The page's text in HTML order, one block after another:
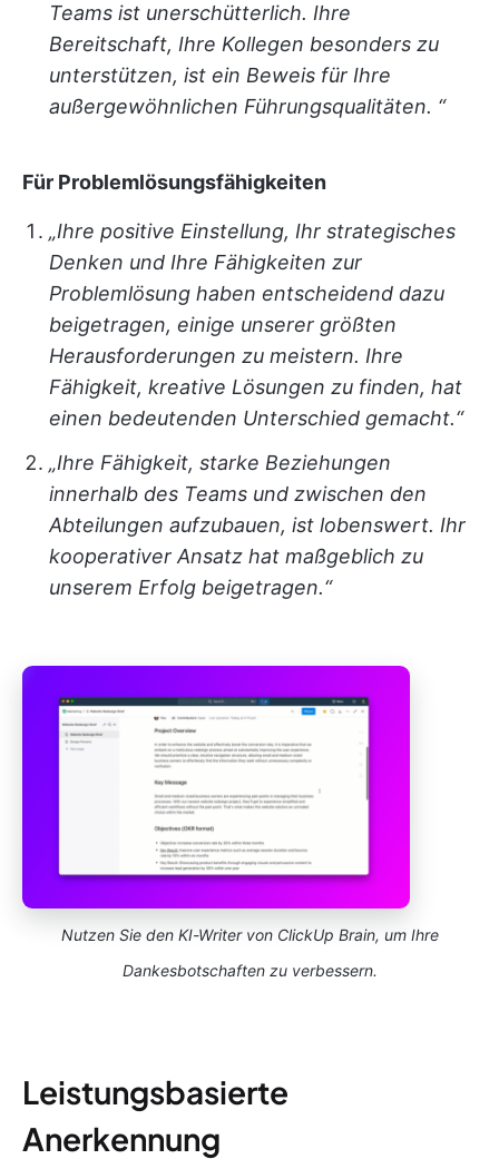
Teams ist unerschütterlich. Ihre
Bereitschaft, Ihre Kollegen besonders zu
unterstützen, ist ein Beweis für Ihre
außergewöhnlichen Führungsqualitäten. “
Für Problemlösungsfähigkeiten
„Ihre positive Einstellung, Ihr strategisches
Denken und Ihre Fähigkeiten zur
Problemlösung haben entscheidend dazu
beigetragen, einige unserer größten
Herausforderungen zu meistern. Ihre
Fähigkeit, kreative Lösungen zu finden, hat
einen bedeutenden Unterschied gemacht.“
„Ihre Fähigkeit, starke Beziehungen
innerhalb des Teams und zwischen den
Abteilungen aufzubauen, ist lobenswert. Ihr
kooperativer Ansatz hat maßgeblich zu
unserem Erfolg beigetragen.“
Nutzen Sie den KI-Writer von ClickUp Brain, um Ihre
Dankesbotschaften zu verbessern.
Leistungsbasierte
Anerkennung